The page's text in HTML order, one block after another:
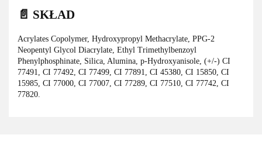
📄 SKŁAD
Acrylates Copolymer, Hydroxypropyl Methacrylate, PPG-2
Neopentyl Glycol Diacrylate, Ethyl Trimethylbenzoyl
Phenylphosphinate, Silica, Alumina, p-Hydroxyanisole, (+/-) CI
77491, CI 77492, CI 77499, CI 77891, CI 45380, CI 15850, CI
15985, CI 77000, CI 77007, CI 77289, CI 77510, CI 77742, CI
77820.